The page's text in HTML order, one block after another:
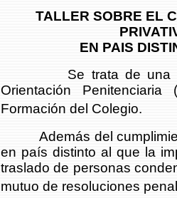
TALLER SOBRE EL
EN PAIS
Se trata de una
Orientación
Formación del Colegio.
Además del
en país distinto al que la
traslado de personas
mutuo de resoluciones